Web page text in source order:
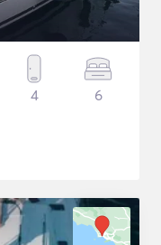
4 6